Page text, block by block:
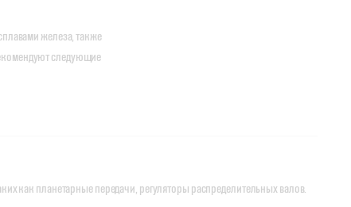
железа, также
следующие
как планетарные передачи, регуляторы распределительных валов.